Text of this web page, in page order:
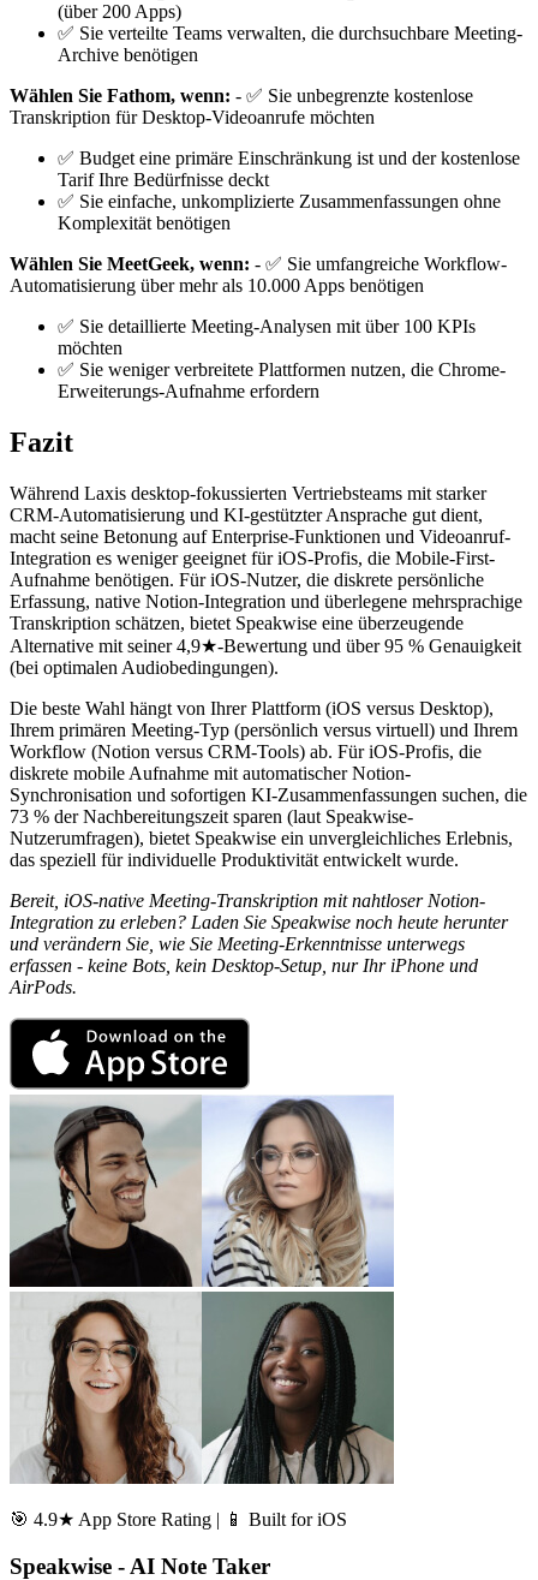
(über 200 Apps)
✅ Sie verteilte Teams verwalten, die durchsuchbare Meeting-
Archive benötigen
Wählen Sie Fathom, wenn: - ✅ Sie unbegrenzte kostenlose
Transkription für Desktop-Videoanrufe möchten
✅ Budget eine primäre Einschränkung ist und der kostenlose
Tarif Ihre Bedürfnisse deckt
✅ Sie einfache, unkomplizierte Zusammenfassungen ohne
Komplexität benötigen
Wählen Sie MeetGeek, wenn: - ✅ Sie umfangreiche Workflow-
Automatisierung über mehr als 10.000 Apps benötigen
✅ Sie detaillierte Meeting-Analysen mit über 100 KPIs
möchten
✅ Sie weniger verbreitete Plattformen nutzen, die Chrome-
Erweiterungs-Aufnahme erfordern
Fazit
Während Laxis desktop-fokussierten Vertriebsteams mit starker
CRM-Automatisierung und KI-gestützter Ansprache gut dient,
macht seine Betonung auf Enterprise-Funktionen und Videoanruf-
Integration es weniger geeignet für iOS-Profis, die Mobile-First-
Aufnahme benötigen. Für iOS-Nutzer, die diskrete persönliche
Erfassung, native Notion-Integration und überlegene mehrsprachige
Transkription schätzen, bietet Speakwise eine überzeugende
Alternative mit seiner 4,9★-Bewertung und über 95 % Genauigkeit
(bei optimalen Audiobedingungen).
Die beste Wahl hängt von Ihrer Plattform (iOS versus Desktop),
Ihrem primären Meeting-Typ (persönlich versus virtuell) und Ihrem
Workflow (Notion versus CRM-Tools) ab. Für iOS-Profis, die
diskrete mobile Aufnahme mit automatischer Notion-
Synchronisation und sofortigen KI-Zusammenfassungen suchen, die
73 % der Nachbereitungszeit sparen (laut Speakwise-
Nutzerumfragen), bietet Speakwise ein unvergleichliches Erlebnis,
das speziell für individuelle Produktivität entwickelt wurde.
Bereit, iOS-native Meeting-Transkription mit nahtloser Notion-
Integration zu erleben? Laden Sie Speakwise noch heute herunter
und verändern Sie, wie Sie Meeting-Erkenntnisse unterwegs
erfassen - keine Bots, kein Desktop-Setup, nur Ihr iPhone und
AirPods.
🎯 4.9★ App Store Rating | 📱 Built for iOS
Speakwise - AI Note Taker